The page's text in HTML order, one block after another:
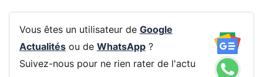
Vous êtes un utilisateur de Google
Actualitésou de WhatsApp?
Suivez-nous pour ne rien rater de l'actu